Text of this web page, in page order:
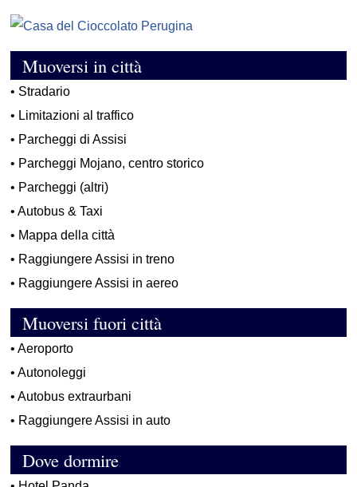
Muoversi in città
• Stradario
• Limitazioni al traffico
• Parcheggi di Assisi
• Parcheggi Mojano, centro storico
• Parcheggi (altri)
•Autobus & Taxi
• Mappa della città
• Raggiungere Assisi in treno
• Raggiungere Assisi in aereo
Muoversi fuori città
•Aeroporto
•Autonoleggi
•Autobus extraurbani
• Raggiungere Assisi in auto
Dove dormire